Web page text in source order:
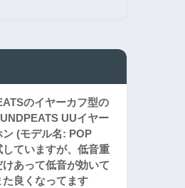
のイヤーカフ型の
UUイヤー
ン (モデル名: POP
ていますが、低音重
あって低音が効いて
良くなってます